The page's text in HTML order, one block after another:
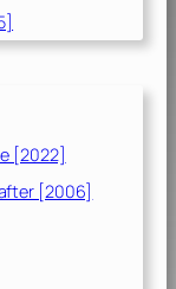
[2022]
[2006]